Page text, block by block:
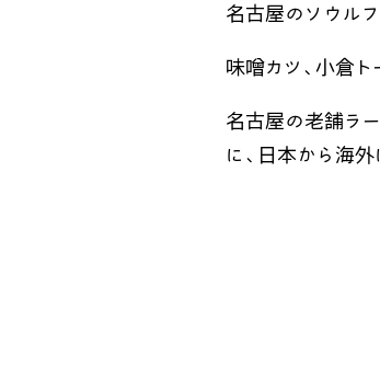
名古屋のソウル
味噌カツ、小倉ト
名古屋の老舗ラ
に、日本から海